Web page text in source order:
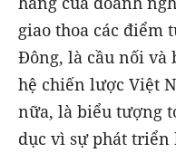
giao thoa các điểm
Đông, là cầu nối và
hệ chiến lược Việt
nữa, là biểu tượng
dục vì sự phát